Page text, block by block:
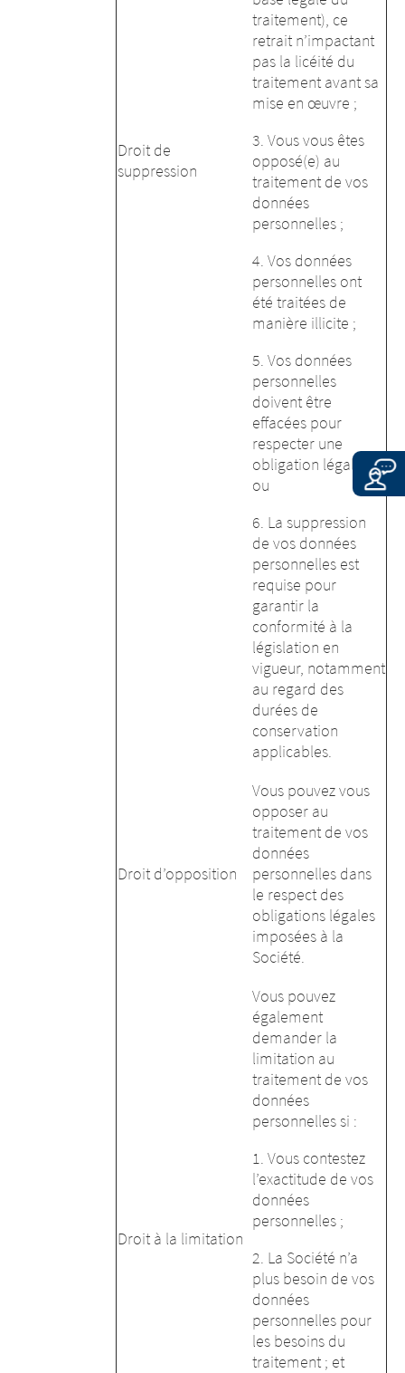
Droit de
suppression
traitement), ce
retrait n’impactant
pas la licéité du
traitement avant sa
mise en œuvre ;
3. Vous vous êtes
opposé(e) au
traitement de vos
données
personnelles ;
4. Vos données
personnelles ont
été traitées de
manière illicite ;
5. Vos données
personnelles
doivent être
effacées pour
respecter une
obligation légale ;
ou
6. La suppression
de vos données
personnelles est
requise pour
garantir la
conformité à la
législation en
vigueur, notamment
au regard des
durées de
conservation
applicables.
Droit d’opposition
Vous pouvez vous
opposer au
traitement de vos
données
personnelles dans
le respect des
obligations légales
imposées à la
Société.
Droit à la limitation
Vous pouvez
également
demander la
limitation au
traitement de vos
données
personnelles si :
1. Vous contestez
l’exactitude de vos
données
personnelles ;
2. La Société n’a
plus besoin de vos
données
personnelles pour
les besoins du
traitement ; et